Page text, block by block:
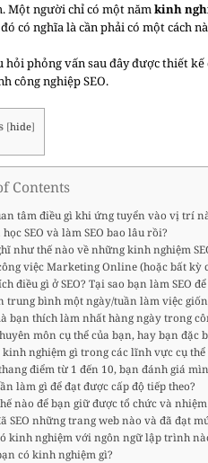
Một người chỉ có một nămkinh
có nghĩa là cần phải có một cách
hỏi phỏng vấn sau đây được thiết
công nghiệp SEO.
[hide]
Contents
tâm điều gì khi ứng tuyển vào vị trí
SEO và làm SEO bao lâu rồi?
như thế nào về những kinh nghiệm
việc Marketing Online (hoặc bất kỳ
điều gì ở SEO? Tại sao bạn làm SEO
trung bình một ngày/tuần làm việc
bạn thích làm nhất hàng ngày trong
môn cụ thể của bạn, hay bạn đặc
kinh nghiệm gì trong các lĩnh vực cụ thể
điểm từ 1 đến 10, bạn đánh giá
làm gì để đạt được cấp độ tiếp theo?
nào để bạn giữ được tổ chức và
SEO những trang web nào và đã đạt
kinh nghiệm với ngôn ngữ lập trình
có kinh nghiệm gì?